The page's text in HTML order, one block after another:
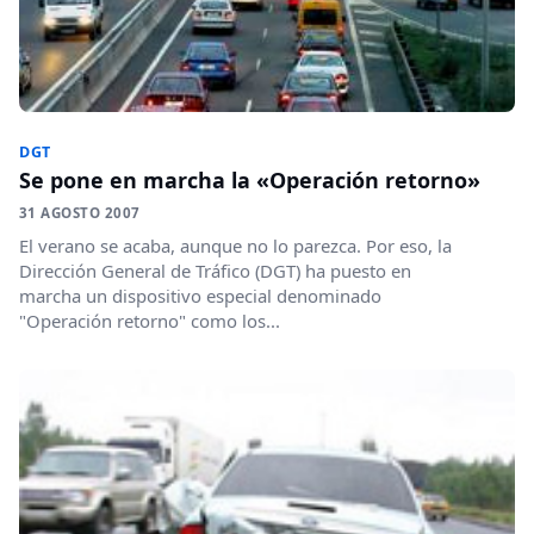
DGT
Se pone en marcha la «Operación retorno»
31 AGOSTO 2007
El verano se acaba, aunque no lo parezca. Por eso, la
Dirección General de Tráfico (DGT) ha puesto en
marcha un dispositivo especial denominado
"Operación retorno" como los...